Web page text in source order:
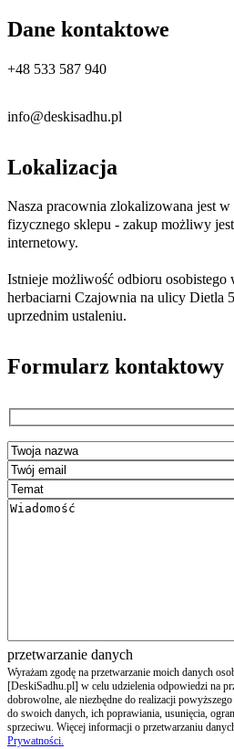
Dane kontaktowe
+48 533 587 940
info@deskisadhu.pl
Lokalizacja
Nasza pracownia zlokalizowana jest
fizycznego sklepu - zakup możliwy
internetowy.
Istnieje możliwość odbioru osobistego
herbaciarni Czajownia na ulicy Dietla
uprzednim ustaleniu.
Formularz kontaktowy
przetwarzanie danych
Wyrażam zgodę na przetwarzanie moich danych
[DeskiSadhu.pl] w celu udzielenia odpowiedzi na
dobrowolne, ale niezbędne do realizacji
do swoich danych, ich poprawiania, usunięcia,
sprzeciwu. Więcej informacji o przetwarzaniu
Prywatności.